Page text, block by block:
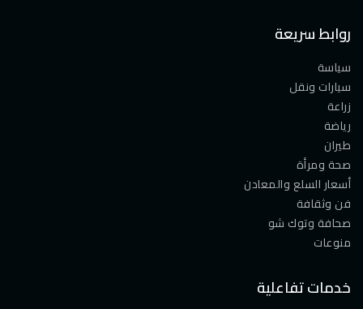
روابط سريعة
سياسة
سيارات ونقل
زراعة
رياضة
طيران
صحة ومرأة
أسعار السلع والمعادن
فن وثقافة
صحافة وتوك شو
منوعات
خدمات تفاعلية